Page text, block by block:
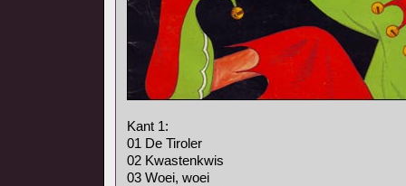
Kant 1:
01 De Tiroler
02 Kwastenkwis
03 Woei, woei